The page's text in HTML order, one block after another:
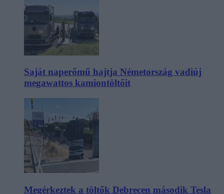
Saját naperőmű hajtja Németország vadiúj
megawattos kamiontöltőit
Megérkeztek a töltők Debrecen második Tesla